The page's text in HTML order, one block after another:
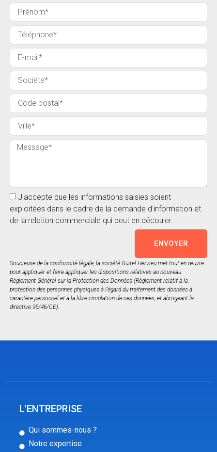
J'accepte que les informations saisies soient
exploitées dans le cadre de la demande d'information et
de la relation commerciale qui peut en découler.
ENVOYER
Soucieuse de la conformité légale, la société Guitel Hervieu met tout en œuvre
pour appliquer et faire appliquer les dispositions relatives au nouveau
Règlement Général sur la Protection des Données (Règlement relatif à la
protection des personnes physiques à l’égard du traitement des données à
caractère personnel et à la libre circulation de ces données, et abrogeant la
directive 95/46/CE).
L'ENTREPRISE
Qui sommes-nous ?
Notre expertise